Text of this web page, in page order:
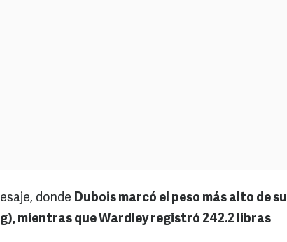
donde Dubois marcó el peso más alto de su
mientras que Wardley registró 242.2 libras